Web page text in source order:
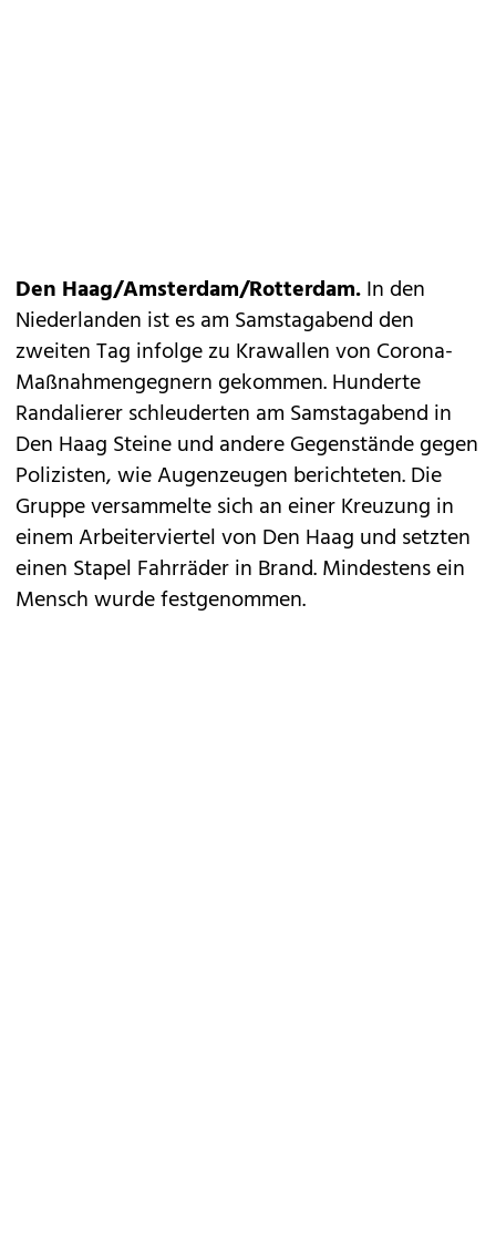
Den Haag/Amsterdam/Rotterdam.In den
Niederlanden ist es am Samstagabend den
zweiten Tag infolge zu Krawallen von Corona-
Maßnahmengegnern gekommen. Hunderte
Randalierer schleuderten am Samstagabend in
Den Haag Steine und andere Gegenstände gegen
Polizisten, wie Augenzeugen berichteten. Die
Gruppe versammelte sich an einer Kreuzung in
einem Arbeiterviertel von Den Haag und setzten
einen Stapel Fahrräder in Brand. Mindestens ein
Mensch wurde festgenommen.